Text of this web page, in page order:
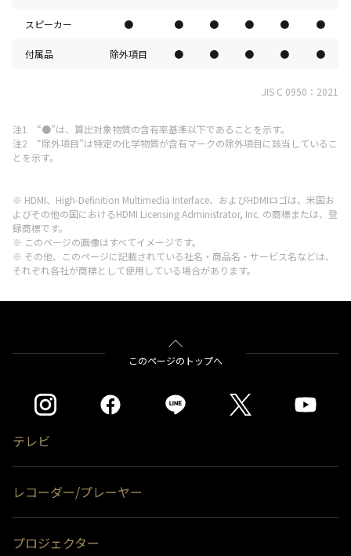
スピーカー ● ● ● ● ● ●
付属品 除外項目 ● ● ● ● ●
JIS C 0950：2021
注1 “●”は、算出対象物質の含有率基準以下であることを示す。
注2 “除外項目”は特定の化学物質が含有マークの除外項目に該当しているこ
とを示す。
※ HDMI、High-Definition Multimedia Interface、およびHDMIロゴは、米国お
よびその他の国におけるHDMI Licensing Administrator, Inc. の商標または、登
録商標です。
※ このページの画像はすべてイメージです。
※ その他、このページに記載されている社名・商品名・サービス名などは、
それぞれ各社が商標として使用している場合があります。
このページのトップへ
テレビ
レコーダー/プレーヤー
プロジェクター